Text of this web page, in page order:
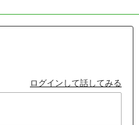
ログインして話してみる